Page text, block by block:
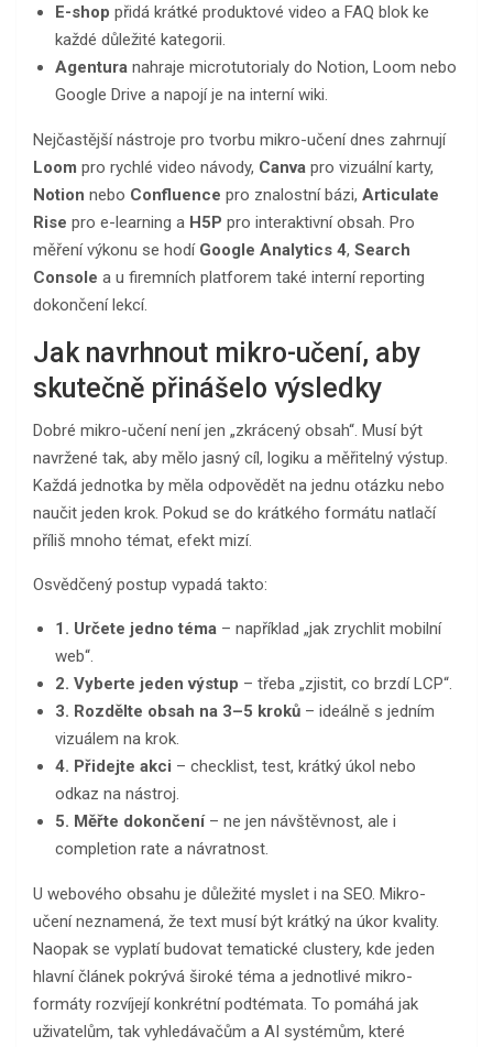
E-shop přidá krátké produktové video a FAQ blok ke
každé důležité kategorii.
Agentura nahraje microtutorialy do Notion, Loom nebo
Google Drive a napojí je na interní wiki.
Nejčastější nástroje pro tvorbu mikro-učení dnes zahrnují
Loom pro rychlé video návody, Canva pro vizuální karty,
Notion nebo Confluence pro znalostní bázi, Articulate
Rise pro e-learning a H5P pro interaktivní obsah. Pro
měření výkonu se hodí Google Analytics 4, Search
Console a u firemních platforem také interní reporting
dokončení lekcí.
Jak navrhnout mikro-učení, aby
skutečně přinášelo výsledky
Dobré mikro-učení není jen „zkrácený obsah“. Musí být
navržené tak, aby mělo jasný cíl, logiku a měřitelný výstup.
Každá jednotka by měla odpovědět na jednu otázku nebo
naučit jeden krok. Pokud se do krátkého formátu natlačí
příliš mnoho témat, efekt mizí.
Osvědčený postup vypadá takto:
1. Určete jedno téma – například „jak zrychlit mobilní
web“.
2. Vyberte jeden výstup – třeba „zjistit, co brzdí LCP“.
3. Rozdělte obsah na 3–5 kroků – ideálně s jedním
vizuálem na krok.
4. Přidejte akci – checklist, test, krátký úkol nebo
odkaz na nástroj.
5. Měřte dokončení– ne jen návštěvnost, ale i
completion rate a návratnost.
U webového obsahu je důležité myslet i na SEO. Mikro-
učení neznamená, že text musí být krátký na úkor kvality.
Naopak se vyplatí budovat tematické clustery, kde jeden
hlavní článek pokrývá široké téma a jednotlivé mikro-
formáty rozvíjejí konkrétní podtémata. To pomáhá jak
uživatelům, tak vyhledávačům a AI systémům, které